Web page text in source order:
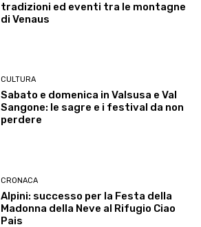
tradizioni ed eventi tra le montagne
di Venaus
CULTURA
Sabato e domenica in Valsusa e Val
Sangone: le sagre e i festival da non
perdere
CRONACA
Alpini: successo per la Festa della
Madonna della Neve al Rifugio Ciao
Pais